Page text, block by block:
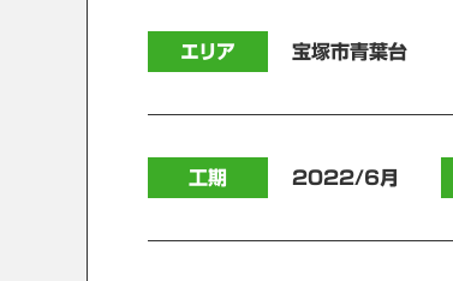
エリア 宝塚市青葉台
工期 2022/6月